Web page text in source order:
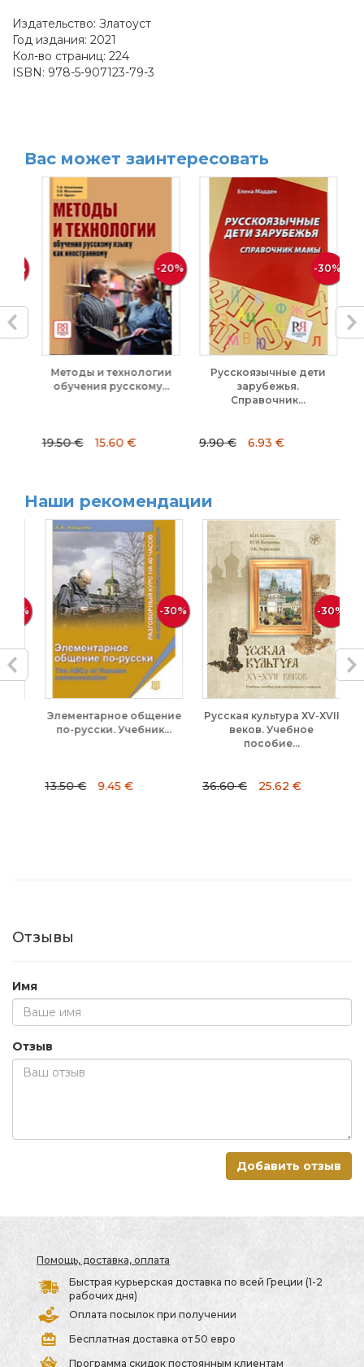
Издательство: Златоуст
Год издания: 2021
Кол-во страниц: 224
ISBN: 978-5-907123-79-3
Вас может заинтересовать
Методы и технологии
обучения русскому...
19.50 € 15.60 €
-20%
Русскоязычные дети
зарубежья.
Справочник...
9.90 € 6.93 €
-30%
Наши рекомендации
Элементарное общение
по-русски. Учебник...
13.50 € 9.45 €
-30%
Русская культура ХV-ХVII
веков. Учебное
пособие...
36.60 € 25.62 €
-30%
Отзывы
Имя
Отзыв
Добавить отзыв
Помощь, доставка, оплата
Быстрая курьерская доставка по всей Греции (1-2
рабочих дня)
Оплата посылок при получении
Бесплатная доставка от 50 евро
Программа скидок постоянным клиентам